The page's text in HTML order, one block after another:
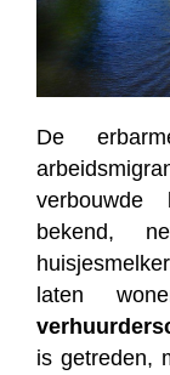
De
verbouwde
bekend,
laten
is getreden,